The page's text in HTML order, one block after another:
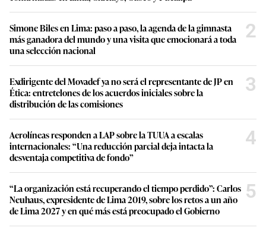
Simone Biles en Lima: paso a paso, la agenda de la gimnasta
más ganadora del mundo y una visita que emocionará a toda
una selección nacional
2
Exdirigente del Movadef ya no será el representante de JP en
Ética: entretelones de los acuerdos iniciales sobre la
distribución de las comisiones
3
Aerolíneas responden a LAP sobre la TUUA a escalas
internacionales: “Una reducción parcial deja intacta la
desventaja competitiva de fondo”
4
“La organización está recuperando el tiempo perdido”: Carlos
Neuhaus, expresidente de Lima 2019, sobre los retos a un año
de Lima 2027 y en qué más está preocupado el Gobierno
5